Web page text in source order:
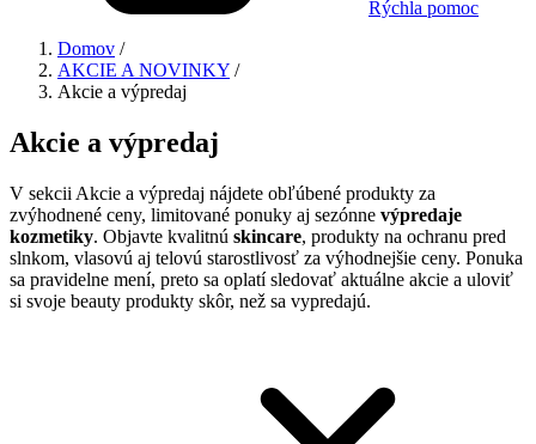
Rýchla pomoc
Domov /
AKCIE A NOVINKY /
Akcie a výpredaj
Akcie a výpredaj
V sekcii Akcie a výpredaj nájdete obľúbené produkty za
zvýhodnené ceny, limitované ponuky aj sezónne výpredaje
kozmetiky. Objavte kvalitnú skincare, produkty na ochranu pred
slnkom, vlasovú aj telovú starostlivosť za výhodnejšie ceny. Ponuka
sa pravidelne mení, preto sa oplatí sledovať aktuálne akcie a uloviť
si svoje beauty produkty skôr, než sa vypredajú.